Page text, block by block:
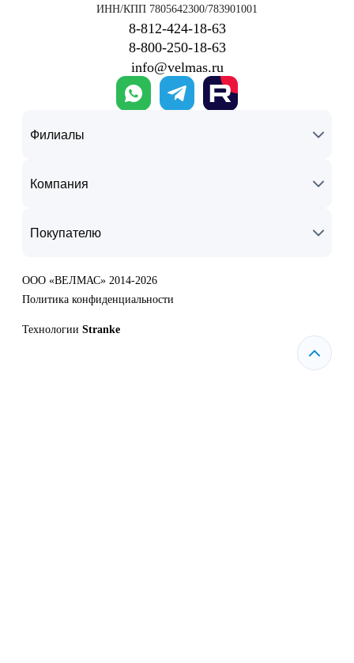
ИНН/КПП 7805642300/783901001
8‑812‑424‑18‑63
8‑800‑250‑18‑63
info@velmas.ru
Филиалы
Компания
Покупателю
ООО «ВЕЛМАС» 2014-2026
Политика конфиденциальности
Технологии Stranke